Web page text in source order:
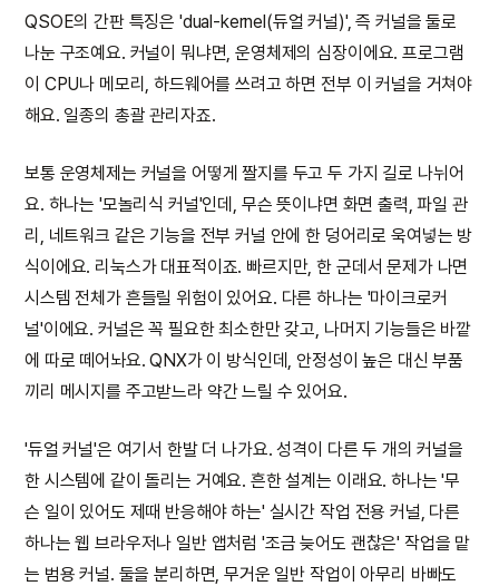
QSOE의 간판 특징은 'dual-kernel(듀얼 커널)', 즉 커널을 둘로
나눈 구조예요. 커널이 뭐냐면, 운영체제의 심장이에요. 프로그램
이 CPU나 메모리, 하드웨어를 쓰려고 하면 전부 이 커널을 거쳐야
해요. 일종의 총괄 관리자죠.
보통 운영체제는 커널을 어떻게 짤지를 두고 두 가지 길로 나뉘어
요. 하나는 '모놀리식 커널'인데, 무슨 뜻이냐면 화면 출력, 파일 관
리, 네트워크 같은 기능을 전부 커널 안에 한 덩어리로 욱여넣는 방
식이에요. 리눅스가 대표적이죠. 빠르지만, 한 군데서 문제가 나면
시스템 전체가 흔들릴 위험이 있어요. 다른 하나는 '마이크로커
널'이에요. 커널은 꼭 필요한 최소한만 갖고, 나머지 기능들은 바깥
에 따로 떼어놔요. QNX가 이 방식인데, 안정성이 높은 대신 부품
끼리 메시지를 주고받느라 약간 느릴 수 있어요.
'듀얼 커널'은 여기서 한발 더 나가요. 성격이 다른 두 개의 커널을
한 시스템에 같이 돌리는 거예요. 흔한 설계는 이래요. 하나는 '무
슨 일이 있어도 제때 반응해야 하는' 실시간 작업 전용 커널, 다른
하나는 웹 브라우저나 일반 앱처럼 '조금 늦어도 괜찮은' 작업을 맡
는 범용 커널. 둘을 분리하면, 무거운 일반 작업이 아무리 바빠도